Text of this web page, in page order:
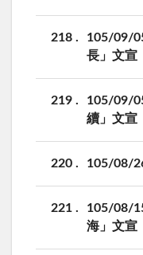
218
105/09/
長」文宣
219
105/09/
續」文宣
220 105/08/
221
105/08/
海」文宣